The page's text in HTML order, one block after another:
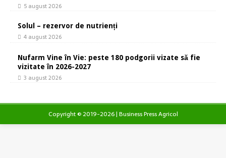
5 august 2026
Solul – rezervor de nutrienți
4 august 2026
Nufarm Vine în Vie: peste 180 podgorii vizate să fie
vizitate în 2026-2027
3 august 2026
Copyright © 2019-2026 | Business Press Agricol